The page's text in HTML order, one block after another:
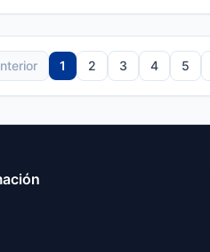
1 2 3 4 5